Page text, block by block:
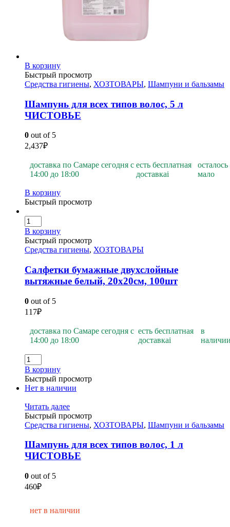
В корзину
Быстрый просмотр
Средства гигиены, ХОЗТОВАРЫ, Шампуни и бальзамы
Шампунь для всех типов волос, 5 л
ЧИСТОВЬЕ
0 out of 5
2,437₽
доставка по Самаре сегодня с
14:00 до 18:00
есть бесплатная
доставкаi
осталось
мало
В корзину
Быстрый просмотр
В корзину
Быстрый просмотр
Средства гигиены, ХОЗТОВАРЫ
Салфетки бумажные двухслойные
вытяжные белый, 20х20см, 100шт
0 out of 5
117₽
доставка по Самаре сегодня с
14:00 до 18:00
есть бесплатная
доставкаi
в
В корзину
Быстрый просмотр
Нет в наличии
Читать далее
Быстрый просмотр
Средства гигиены, ХОЗТОВАРЫ, Шампуни и бальзамы
Шампунь для всех типов волос, 1 л
ЧИСТОВЬЕ
0 out of 5
460₽
нет в наличии